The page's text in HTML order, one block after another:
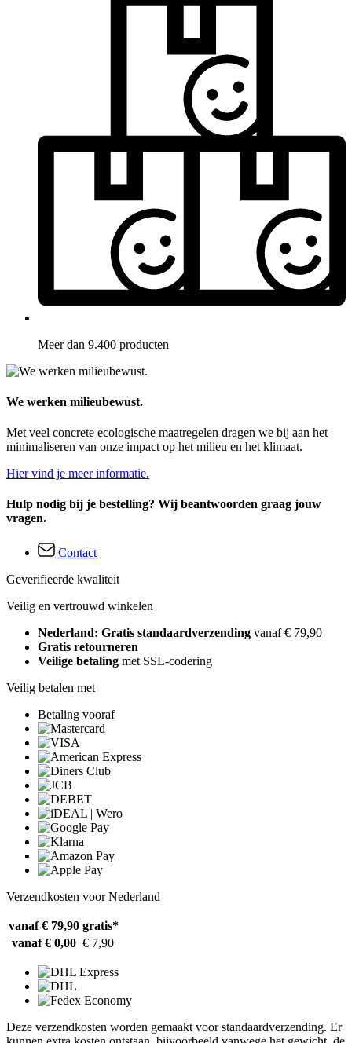
Meer dan 9.400 producten
We werken milieubewust.
Met veel concrete ecologische maatregelen dragen we bij aan het
minimaliseren van onze impact op het milieu en het klimaat.
Hier vind je meer informatie.
Hulp nodig bij je bestelling? Wij beantwoorden graag jouw
vragen.
Contact
Geverifieerde kwaliteit
Veilig en vertrouwd winkelen
Nederland: Gratis standaardverzending vanaf € 79,90
Gratis retourneren
Veilige betaling met SSL-codering
Veilig betalen met
Betaling vooraf
Verzendkosten voor Nederland
vanaf € 79,90 gratis*
vanaf € 0,00 € 7,90
Deze verzendkosten worden gemaakt voor standaardverzending. Er